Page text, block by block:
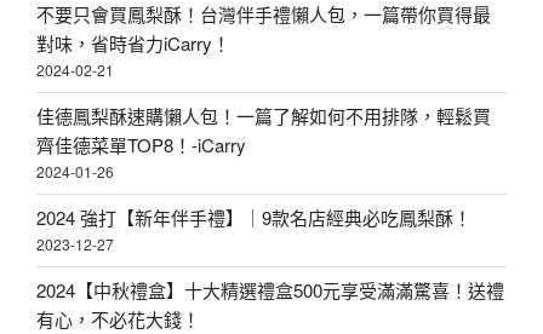
不要只會買鳳梨酥！台灣伴手禮懶人包，一篇帶你買得最
對味，省時省力iCarry！
2024-02-21
佳德鳳梨酥速購懶人包！一篇了解如何不用排隊，輕鬆買
齊佳德菜單TOP8！-iCarry
2024-01-26
2024 強打【新年伴手禮】｜9款名店經典必吃鳳梨酥！
2023-12-27
2024【中秋禮盒】十大精選禮盒500元享受滿滿驚喜！送禮
有心，不必花大錢！